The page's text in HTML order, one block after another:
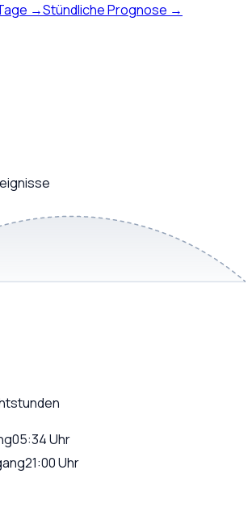
→Stündliche Prognose →
05:34 Uhr
21:00 Uhr